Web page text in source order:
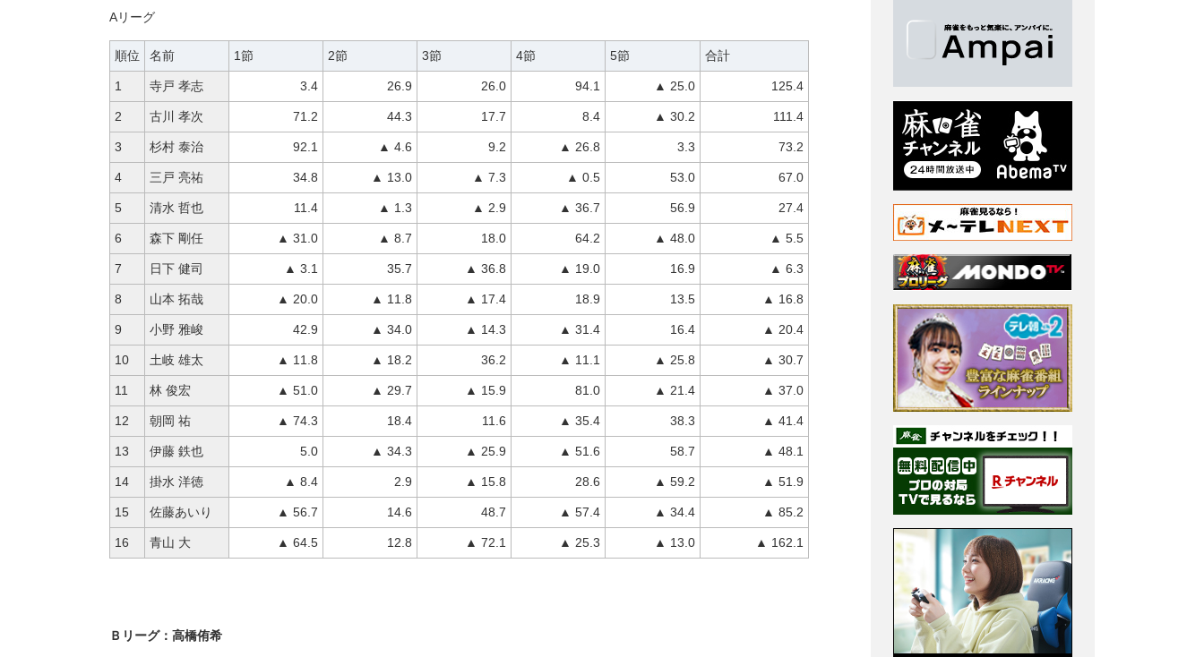
Aリーグ
順位 名前 1節 2節 3節 4節 5節 合計
1 寺戸 孝志 3.4 26.9 26.0 94.1 ▲ 25.0 125.4
2 古川 孝次 71.2 44.3 17.7 8.4 ▲ 30.2 111.4
3 杉村 泰治 92.1 ▲ 4.6 9.2 ▲ 26.8 3.3 73.2
4 三戸 亮祐 34.8 ▲ 13.0 ▲ 7.3 ▲ 0.5 53.0 67.0
5 清水 哲也 11.4 ▲ 1.3 ▲ 2.9 ▲ 36.7 56.9 27.4
6 森下 剛任 ▲ 31.0 ▲ 8.7 18.0 64.2 ▲ 48.0 ▲ 5.5
7 日下 健司 ▲ 3.1 35.7 ▲ 36.8 ▲ 19.0 16.9 ▲ 6.3
8 山本 拓哉 ▲ 20.0 ▲ 11.8 ▲ 17.4 18.9 13.5 ▲ 16.8
9 小野 雅峻 42.9 ▲ 34.0 ▲ 14.3 ▲ 31.4 16.4 ▲ 20.4
10 土岐 雄太 ▲ 11.8 ▲ 18.2 36.2 ▲ 11.1 ▲ 25.8 ▲ 30.7
11 林 俊宏 ▲ 51.0 ▲ 29.7 ▲ 15.9 81.0 ▲ 21.4 ▲ 37.0
12 朝岡 祐 ▲ 74.3 18.4 11.6 ▲ 35.4 38.3 ▲ 41.4
13 伊藤 鉄也 5.0 ▲ 34.3 ▲ 25.9 ▲ 51.6 58.7 ▲ 48.1
14 掛水 洋徳 ▲ 8.4 2.9 ▲ 15.8 28.6 ▲ 59.2 ▲ 51.9
15 佐藤あいり ▲ 56.7 14.6 48.7 ▲ 57.4 ▲ 34.4 ▲ 85.2
16 青山 大 ▲ 64.5 12.8 ▲ 72.1 ▲ 25.3 ▲ 13.0 ▲ 162.1
Ｂリーグ：高橋侑希